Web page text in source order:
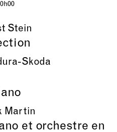
Stein
Skoda
Martin
et orchestre en